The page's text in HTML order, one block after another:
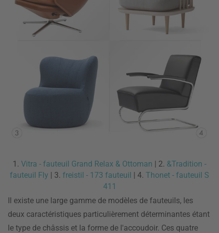
1. Vitra - fauteuil Grand Relax & Ottoman | 2. &Tradition -
fauteuil Fly | 3. freistil - 173 fauteuil | 4. Thonet - fauteuil S
411
Il existe une large gamme de modèles de fauteuils, les
deux caractéristiques particulièrement déterminantes étant
le type de châssis et la forme de l'accoudoir. Ces quatre